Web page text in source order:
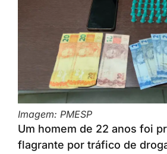
Imagem: PMESP
Um homem de 22 anos foi
flagrante por tráfico de